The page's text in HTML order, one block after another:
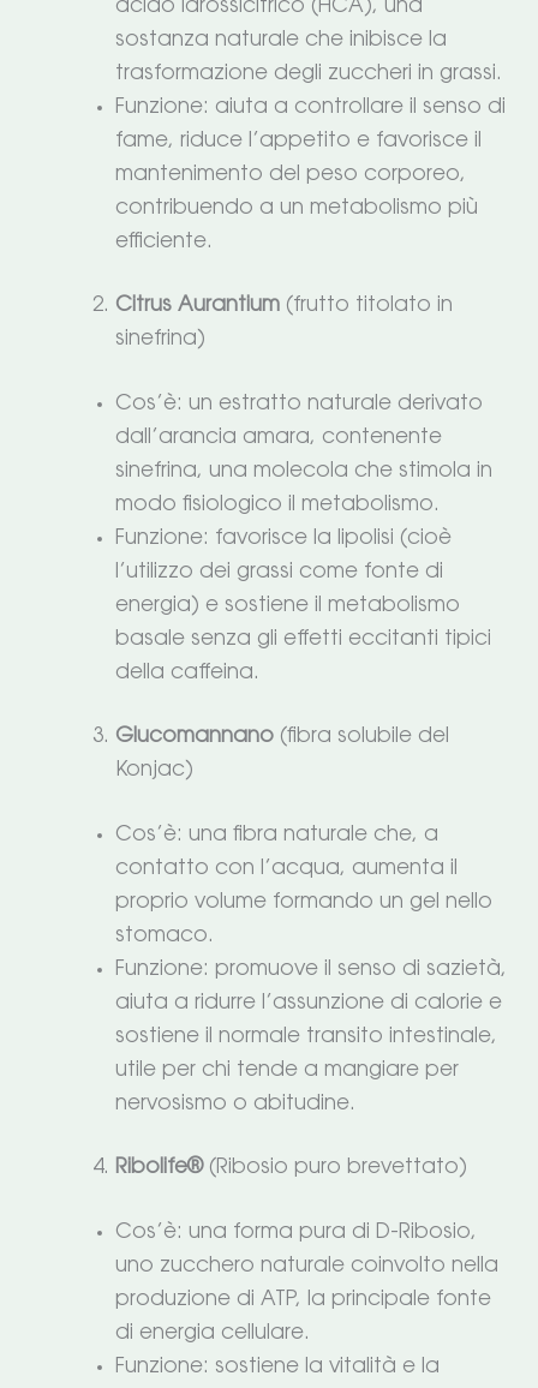
acido idrossicitrico (HCA), una
sostanza naturale che inibisce la
trasformazione degli zuccheri in grassi.
Funzione: aiuta a controllare il senso di
fame, riduce l’appetito e favorisce il
mantenimento del peso corporeo,
contribuendo a un metabolismo più
efficiente.
Citrus Aurantium (frutto titolato in
sinefrina)
Cos’è: un estratto naturale derivato
dall’arancia amara, contenente
sinefrina, una molecola che stimola in
modo fisiologico il metabolismo.
Funzione: favorisce la lipolisi (cioè
l’utilizzo dei grassi come fonte di
energia) e sostiene il metabolismo
basale senza gli effetti eccitanti tipici
della caffeina.
Glucomannano (fibra solubile del
Konjac)
Cos’è: una fibra naturale che, a
contatto con l’acqua, aumenta il
proprio volume formando un gel nello
stomaco.
Funzione: promuove il senso di sazietà,
aiuta a ridurre l’assunzione di calorie e
sostiene il normale transito intestinale,
utile per chi tende a mangiare per
nervosismo o abitudine.
Ribolife®(Ribosio puro brevettato)
Cos’è: una forma pura di D-Ribosio,
uno zucchero naturale coinvolto nella
produzione di ATP, la principale fonte
di energia cellulare.
Funzione: sostiene la vitalità e la